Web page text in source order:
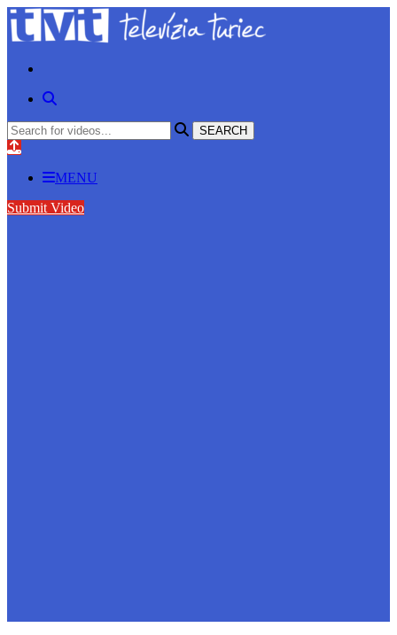
MENU
Submit Video